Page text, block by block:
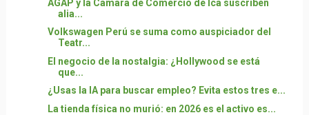
AGAP y la Cámara de Comercio de Ica suscriben
alia...
Volkswagen Perú se suma como auspiciador del
Teatr...
El negocio de la nostalgia: ¿Hollywood se está
que...
¿Usas la IA para buscar empleo? Evita estos tres e...
La tienda física no murió: en 2026 es el activo es...